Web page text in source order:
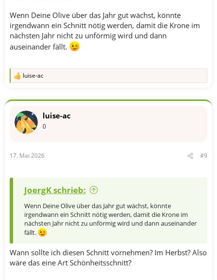
Wenn Deine Olive über das Jahr gut wächst, könnte
irgendwann ein Schnitt nötig werden, damit die Krone im
nächsten Jahr nicht zu unförmig wird und dann
auseinander fällt.
R
k
o
:
luise-ac
luise-ac
0
17. Mai 2026 #9
JoergK schrieb:
Wenn Deine Olive über das Jahr gut wächst, könnte
irgendwann ein Schnitt nötig werden, damit die Krone im
nächsten Jahr nicht zu unförmig wird und dann auseinander
fällt.
Wann sollte ich diesen Schnitt vornehmen? Im Herbst? Also
wäre das eine Art Schönheitsschnitt?